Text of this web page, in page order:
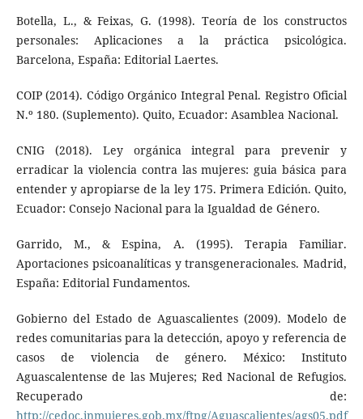
Botella, L., & Feixas, G. (1998). Teoría de los constructos
personales: Aplicaciones a la práctica psicológica.
Barcelona, España: Editorial Laertes.
COIP (2014). Código Orgánico Integral Penal. Registro Oficial
N.º 180. (Suplemento). Quito, Ecuador: Asamblea Nacional.
CNIG (2018). Ley orgánica integral para prevenir y
erradicar la violencia contra las mujeres: guia básica para
entender y apropiarse de la ley 175. Primera Edición. Quito,
Ecuador: Consejo Nacional para la Igualdad de Género.
Garrido, M., & Espina, A. (1995). Terapia Familiar.
Aportaciones psicoanalíticas y transgeneracionales. Madrid,
España: Editorial Fundamentos.
Gobierno del Estado de Aguascalientes (2009). Modelo de
redes comunitarias para la detección, apoyo y referencia de
casos de violencia de género. México: Instituto
Aguascalentense de las Mujeres; Red Nacional de Refugios.
Recuperado de:
http://cedoc.inmujeres.gob.mx/ftpg/Aguascalientes/ags05.pdf